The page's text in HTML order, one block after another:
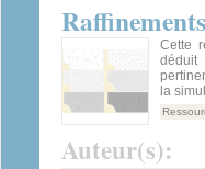
Cette
déduit
la
Auteur(s):